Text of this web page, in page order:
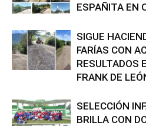
ESPAÑITA EN
SIGUE
FARÍAS CON
RESULTADOS
FRANK DE
SELECCIÓN
BRILLA CON